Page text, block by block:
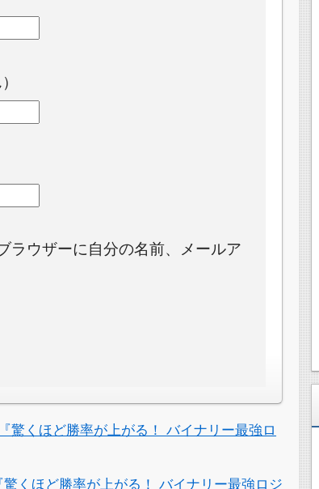
ラウザーに自分の名前、メールア
くほど勝率が上がる！ バイナリー最強ロ
くほど勝率が上がる！ バイナリー最強ロジ